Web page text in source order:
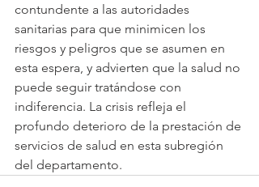
contundente a las autoridades
sanitarias para que minimicen los
riesgos y peligros que se asumen en
esta espera, y advierten que la salud no
puede seguir tratándose con
indiferencia. La crisis refleja el
profundo deterioro de la prestación de
servicios de salud en esta subregión
del departamento.